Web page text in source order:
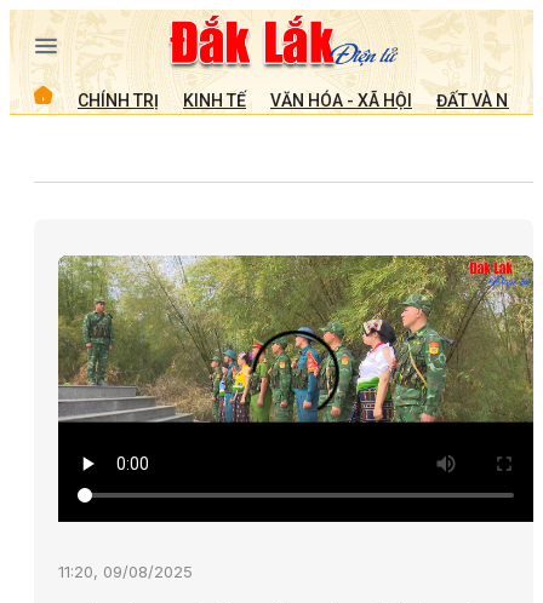
CHÍNH TRỊ KINH TẾ VĂN HÓA - XÃ HỘI ĐẤT VÀ
11:20, 09/08/2025